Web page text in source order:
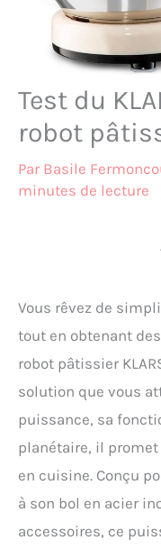
Test du
robot
Par Basile
minutes de lecture
Vous rêvez de
tout en obtenant
robot pâtissier
solution que vous
puissance, sa
planétaire, il
en cuisine. Conçu
à son bol en acier
accessoires, ce